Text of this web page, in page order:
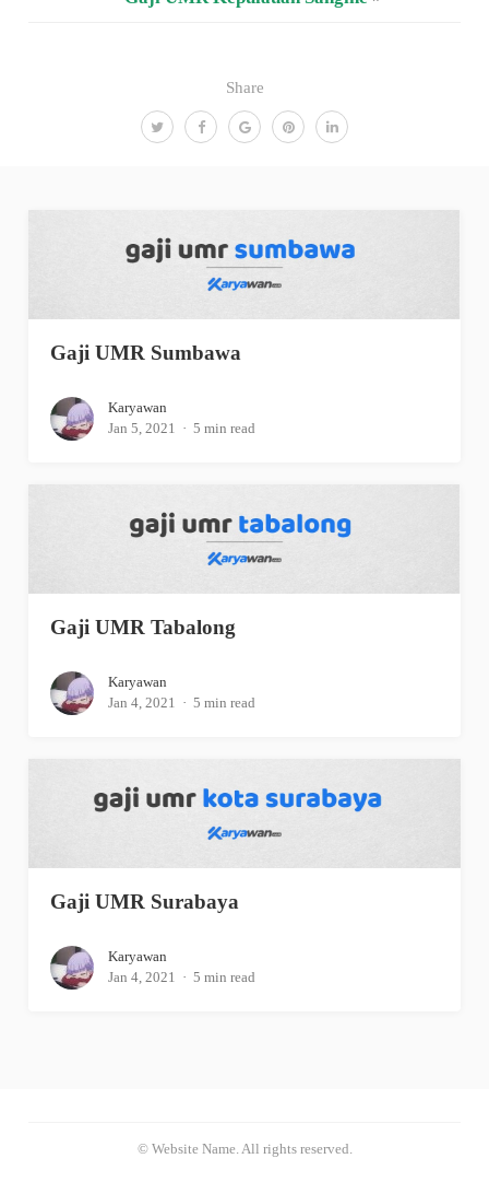
Share
Gaji UMR Sumbawa
Karyawan
Jan 5, 2021
5 min read
Gaji UMR Tabalong
Karyawan
Jan 4, 2021
5 min read
Gaji UMR Surabaya
Karyawan
Jan 4, 2021
5 min read
© Website Name. All rights reserved.